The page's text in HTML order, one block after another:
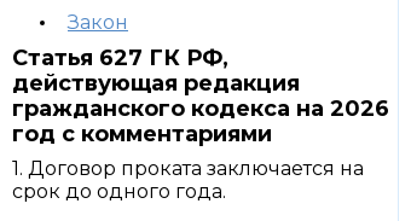
Закон
Статья 627 ГК РФ,
действующая редакция
гражданского кодекса на 2026
год с комментариями
1. Договор проката заключается на
срок до одного года.